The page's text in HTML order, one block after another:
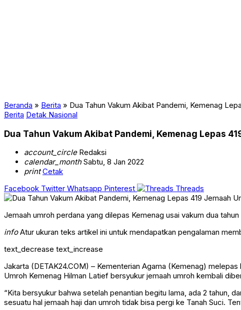
Beranda » Berita » Dua Tahun Vakum Akibat Pandemi, Kemenag
Berita Detak Nasional
Dua Tahun Vakum Akibat Pandemi, Kemenag Lepas
account_circleRedaksi
calendar_monthSabtu, 8 Jan 2022
print Cetak
Facebook Twitter Whatsapp Pinterest Threads
Jemaah umroh perdana yang dilepas Kemenag usai vakum dua
infoAtur ukuran teks artikel ini untuk mendapatkan pengalaman
text_decrease text_increase
Jakarta (DETAK24.COM) – Kementerian Agama (Kemenag)
Umroh Kemenag Hilman Latief bersyukur jemaah umroh kembali
“Kita bersyukur bahwa setelah penantian begitu lama, ada 2 tahun,
sesuatu hal jemaah haji dan umroh tidak bisa pergi ke Tanah Suci.